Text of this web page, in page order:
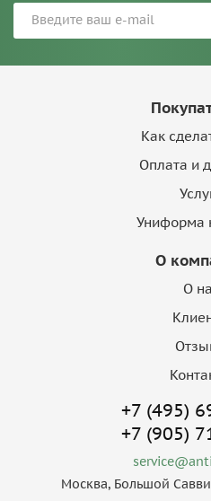
Как
Оплата и
Униформа
О
О
+7 (495)
+7 (905)
Москва, Большой